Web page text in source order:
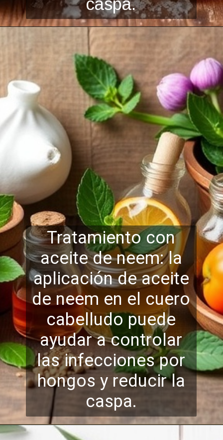
caspa.
Tratamiento con
aceite de neem: la
aplicación de aceite
de neem en el cuero
cabelludo puede
ayudar a controlar
las infecciones por
hongos y reducir la
caspa.